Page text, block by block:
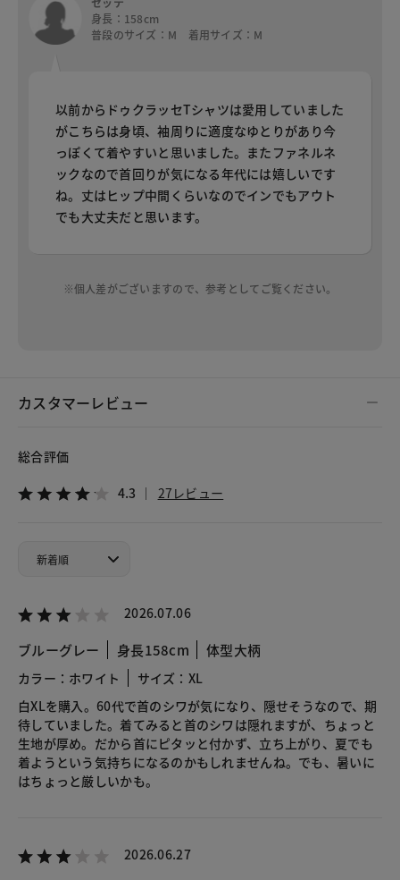
身長：158cm
普段のサイズ：M 着用サイズ：M
以前からドゥクラッセTシャツは愛用していました
がこちらは身頃、袖周りに適度なゆとりがあり今
っぽくて着やすいと思いました。またファネルネ
ックなので首回りが気になる年代には嬉しいです
ね。丈はヒップ中間くらいなのでインでもアウト
でも大丈夫だと思います。
※個人差がございますので、参考としてご覧ください。
カスタマーレビュー
総合評価
4.3 27レビュー
2026.07.06
ブルーグレー 身長158cm 体型大柄
カラー：ホワイト
サイズ：XL
白XLを購入。60代で首のシワが気になり、隠せそうなので、期
待していました。着てみると首のシワは隠れますが、ちょっと
生地が厚め。だから首にピタッと付かず、立ち上がり、夏でも
着ようという気持ちになるのかもしれませんね。でも、暑いに
はちょっと厳しいかも。
2026.06.27